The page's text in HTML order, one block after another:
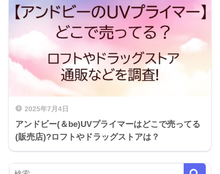
2025年7月4日
アンドビー(＆be)UVプライマーはどこで売ってる
(販売店)?ロフトやドラッグストアは？